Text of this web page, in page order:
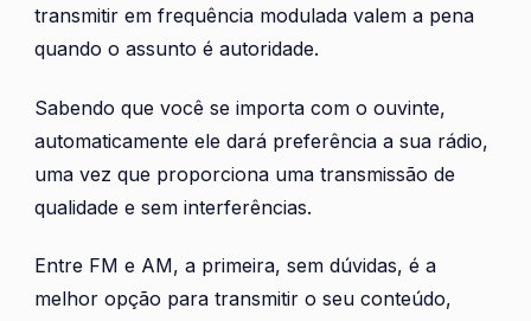
transmitir em frequência modulada valem a pena
quando o assunto é autoridade.
Sabendo que você se importa com o ouvinte,
automaticamente ele dará preferência a sua rádio,
uma vez que proporciona uma transmissão de
qualidade e sem interferências.
Entre FM e AM, a primeira, sem dúvidas, é a
melhor opção para transmitir o seu conteúdo,